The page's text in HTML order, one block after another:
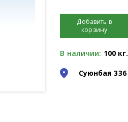
Добавить в
корзину
В наличии: 100 кг.
Суюнбая 336